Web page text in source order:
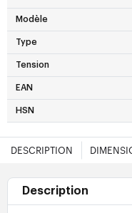
Modèle
Type
Tension
EAN
HSN
DESCRIPTION
Description